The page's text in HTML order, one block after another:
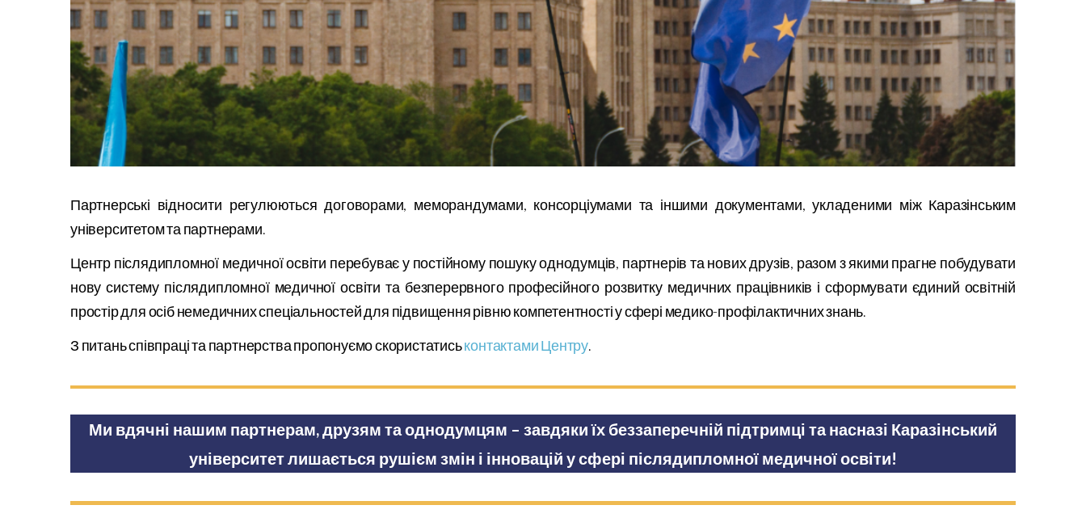
Партнерські відносити регулюються договорами, меморандумами, консорціумами та іншими документами, укладеними між Каразінським
університетом та партнерами.
Центр післядипломної медичної освіти перебуває у постійному пошуку однодумців, партнерів та нових друзів, разом з якими прагне побудувати
нову систему післядипломної медичної освіти та безперервного професійного розвитку медичних працівників і сформувати єдиний освітній
простір для осіб немедичних спеціальностей для підвищення рівню компетентності у сфері медико-профілактичних знань.
З питань співпраці та партнерства пропонуємо скористатиськонтактами Центру.
Ми вдячні нашим партнерам, друзям та однодумцям – завдяки їх беззаперечній підтримці та насназі Каразінський
університет лишається рушієм змін і інновацій у сфері післядипломної медичної освіти!